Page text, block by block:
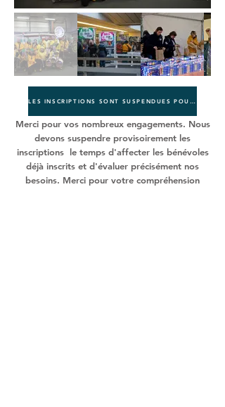
Merci pour vos nombreux engagements. Nous
devons suspendre provisoirement les
inscriptions le temps d'affecter les bénévoles
déjà inscrits et d'évaluer précisément nos
besoins. Merci pour votre compréhension
LES INSCRIPTIONS SONT SUSPENDUES POURLE